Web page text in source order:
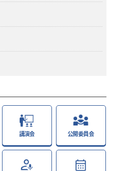
講演会 公開委員会